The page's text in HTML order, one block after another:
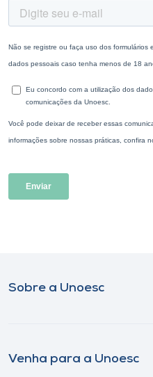
Sobre a Unoesc
Venha para a Unoesc